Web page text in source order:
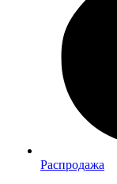
Распродажа